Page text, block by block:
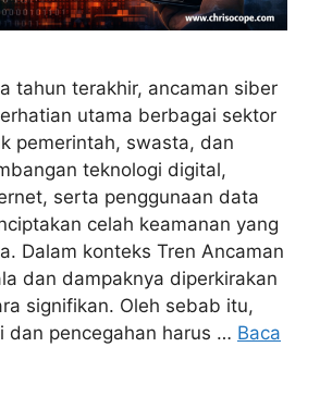
tahun terakhir, ancaman siber
utama berbagai sektor
pemerintah, swasta, dan
teknologi digital,
serta penggunaan data
celah keamanan yang
Dalam konteks Tren Ancaman
dan dampaknya diperkirakan
signifikan. Oleh sebab itu,
dan pencegahan harus … Baca